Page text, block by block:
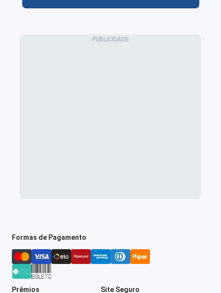
Formas de Pagamento
Prêmios Site Seguro